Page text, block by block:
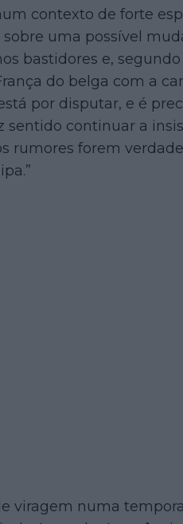
contexto de forte
uma possível
bastidores e,
do belga com a
por disputar, e é
sentido continuar a
rumores forem
viragem numa